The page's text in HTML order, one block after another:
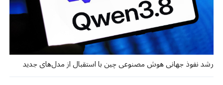
رشد نفوذ جهانی هوش مصنوعی چین با استقبال از مدل‌های جدید